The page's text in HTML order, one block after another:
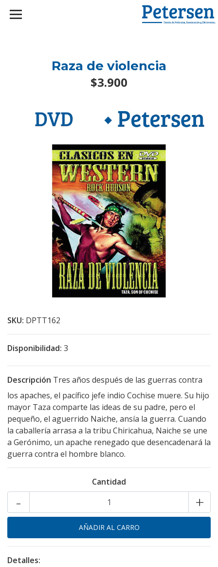
Raza de violencia
$3.900
SKU: DPTT162
Disponibilidad: 3
Descripción Tres años después de las guerras contra
los apaches, el pacífico jefe indio Cochise muere. Su hijo
mayor Taza comparte las ideas de su padre, pero el
pequeño, el aguerrido Naiche, ansía la guerra. Cuando
la caballería arrasa a la tribu Chiricahua, Naiche se une
a Gerónimo, un apache renegado que desencadenará la
guerra contra el hombre blanco.
Cantidad
+
-
Detalles: